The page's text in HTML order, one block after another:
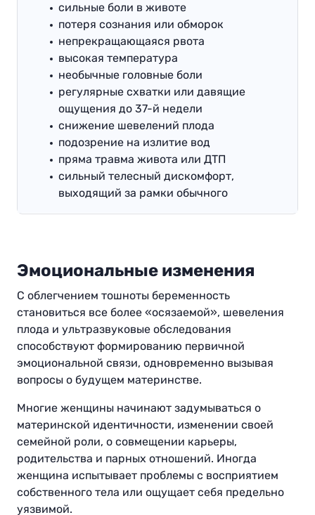
сильные боли в животе
потеря сознания или обморок
непрекращающаяся рвота
высокая температура
необычные головные боли
регулярные схватки или давящие
ощущения до 37-й недели
снижение шевелений плода
подозрение на излитие вод
пряма травма живота или ДТП
сильный телесный дискомфорт,
выходящий за рамки обычного
Эмоциональные изменения
С облегчением тошноты беременность
становиться все более «осязаемой», шевеления
плода и ультразвуковые обследования
способствуют формированию первичной
эмоциональной связи, одновременно вызывая
вопросы о будущем материнстве.
Многие женщины начинают задумываться о
материнской идентичности, изменении своей
семейной роли, о совмещении карьеры,
родительства и парных отношений. Иногда
женщина испытывает проблемы с восприятием
собственного тела или ощущает себя предельно
уязвимой.